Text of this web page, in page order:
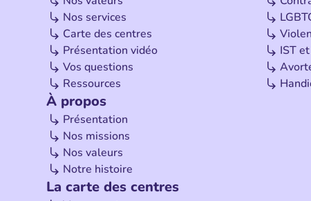
Nos services
Carte des centres
Présentation vidéo
Vos questions
Ressources
À propos
Présentation
Nos missions
Nos valeurs
Notre histoire
La carte des centres
IST